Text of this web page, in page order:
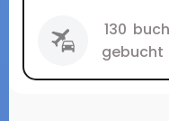
130
gebucht